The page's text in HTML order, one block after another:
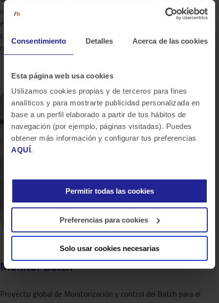
Consentimiento Detalles Acerca de las cookies
Esta página web usa cookies
Utilizamos cookies propias y de terceros para fines
analíticos y para mostrarte publicidad personalizada en
base a un perfil elaborado a partir de tus hábitos de
navegación (por ejemplo, páginas visitadas). Puedes
obtener más información y configurar tus preferencias
AQUÍ.
Permitir todas las cookies
Preferencias para cookies
Solo usar cookies necesarias
una de las mayores entidades financieras españolas, se
enmarca la revisión y mejora de los procesos Big Data,
contemplando tanto el rediseño de los desarrollos como la
revisión del…
Monitor Batch
Proyecto global de Monitorización y control del Batch para el